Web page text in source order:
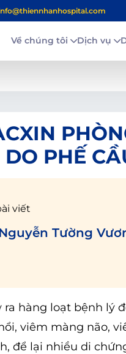
Về chúng tôi Dịch vụ
PHẾ
viết
Tường
ra hàng loạt bệnh
viêm màng não,
để lại nhiều di